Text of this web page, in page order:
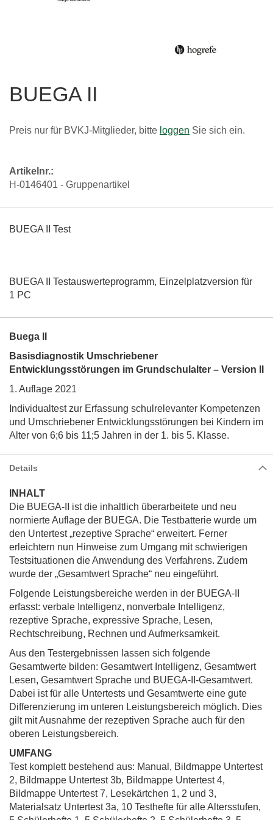
der
BUEGA II
Preis nur für BVKJ-Mitglieder, bitte loggen Sie sich ein.
Artikelnr.:
H-0146401 - Gruppenartikel
fürBUEGA II Test
BUEGA II Testauswerteprogramm, Einzelplatzversion für
1 PC
Buega II
Basisdiagnostik Umschriebener
Entwicklungsstörungen im Grundschulalter – Version II
1. Auflage 2021
Individualtest zur Erfassung schulrelevanter Kompetenzen
und Umschriebener Entwicklungsstörungen bei Kindern im
Alter von 6;6 bis 11;5 Jahren in der 1. bis 5. Klasse.
Details
INHALT
Die BUEGA-II ist die inhaltlich überarbeitete und neu
normierte Auflage der BUEGA. Die Testbatterie wurde um
den Untertest „rezeptive Sprache“ erweitert. Ferner
erleichtern nun Hinweise zum Umgang mit schwierigen
Testsituationen die Anwendung des Verfahrens. Zudem
wurde der „Gesamtwert Sprache“ neu eingeführt.
Folgende Leistungsbereiche werden in der BUEGA-II
erfasst: verbale Intelligenz, nonverbale Intelligenz,
rezeptive Sprache, expressive Sprache, Lesen,
Rechtschreibung, Rechnen und Aufmerksamkeit.
Aus den Testergebnissen lassen sich folgende
Gesamtwerte bilden: Gesamtwert Intelligenz, Gesamtwert
Lesen, Gesamtwert Sprache und BUEGA-II-Gesamtwert.
Dabei ist für alle Untertests und Gesamtwerte eine gute
Differenzierung im unteren Leistungsbereich möglich. Dies
gilt mit Ausnahme der rezeptiven Sprache auch für den
oberen Leistungsbereich.
UMFANG
Test komplett bestehend aus: Manual, Bildmappe Untertest
2, Bildmappe Untertest 3b, Bildmappe Untertest 4,
Bildmappe Untertest 7, Lesekärtchen 1, 2 und 3,
Materialsatz Untertest 3a, 10 Testhefte für alle Altersstufen,